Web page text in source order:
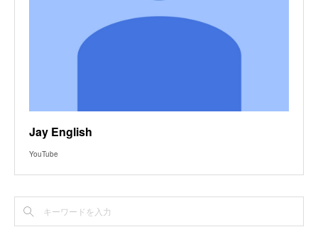
Jay English
YouTube